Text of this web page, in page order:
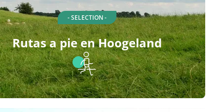
- SELECTION -
Rutas a pie en Hoogeland